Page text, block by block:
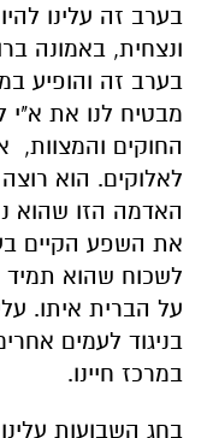
בערב זה עלינו
ונצחית, באמונה
בערב זה והופיע
מבטיח לנו את א"י
החוקים והמצוות,
לאלוקים. הוא
האדמה הזו שהוא
את השפע הקיים
לשכוח שהוא תמיד
על הברית איתו.
בניגוד לעמים
במרכז חיינו.
בחג השבועות